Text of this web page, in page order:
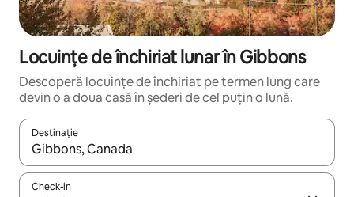
Locuințe de închiriat lunar în Gibbons
Descoperă locuințe de închiriat pe termen lung care
devin o a doua casă în șederi de cel puțin o lună.
Destinație
Când se încarcă rezultatele, navighează folosind tastele
Check-in